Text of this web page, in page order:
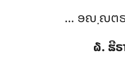
… ອຎ຺ຎຕຣ
໖. ຘີຣ